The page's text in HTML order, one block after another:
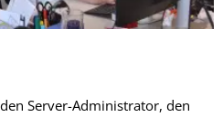
Server-Administrator, den